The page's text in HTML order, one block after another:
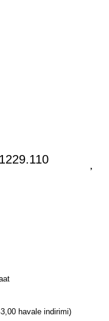
havale indirimi)